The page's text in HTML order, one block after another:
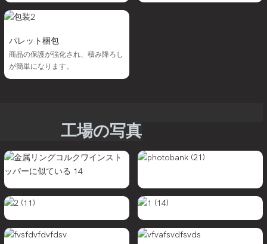
パレット梱包
商品の保護が強化され、積み降ろし
が簡単になります。
工場の写真